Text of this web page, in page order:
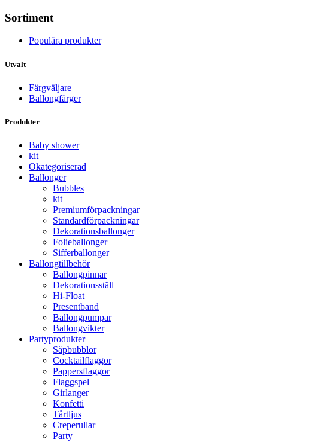
Sortiment
Populära produkter
Utvalt
Färgväljare
Ballongfärger
Produkter
Baby shower
kit
Okategoriserad
Ballonger
Bubbles
kit
Premium­förpackningar
Standard­­förpackningar
Dekorations­ballonger
Folie­­­ballonger
Siffer­­ballonger
Ballong­tillbehör
Ballongpinnar
Dekorationsställ
Hi-Float
Presentband
Ballongpumpar
Ballong­vikter
Party­­produkter
Såpbubblor
Cocktail­flaggor
Pappers­flaggor
Flaggspel
Girlanger
Konfetti
Tårtljus
Creperullar
Party